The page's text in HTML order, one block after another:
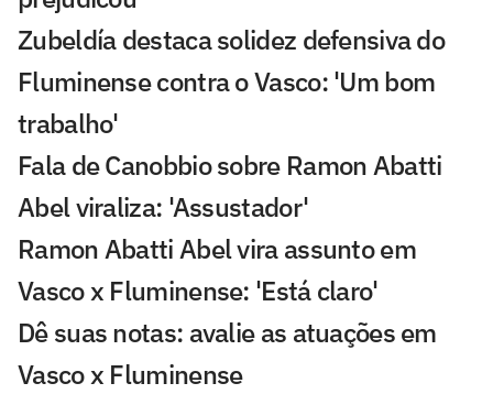
Zubeldía destaca solidez defensiva do
Fluminense contra o Vasco: 'Um bom
trabalho'
Fala de Canobbio sobre Ramon Abatti
Abel viraliza: 'Assustador'
Ramon Abatti Abel vira assunto em
Vasco x Fluminense: 'Está claro'
Dê suas notas: avalie as atuações em
Vasco x Fluminense